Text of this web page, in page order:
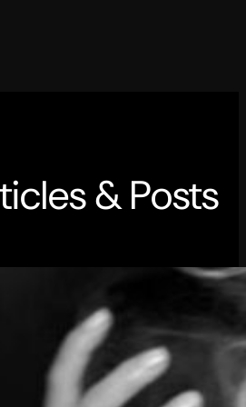
& Posts